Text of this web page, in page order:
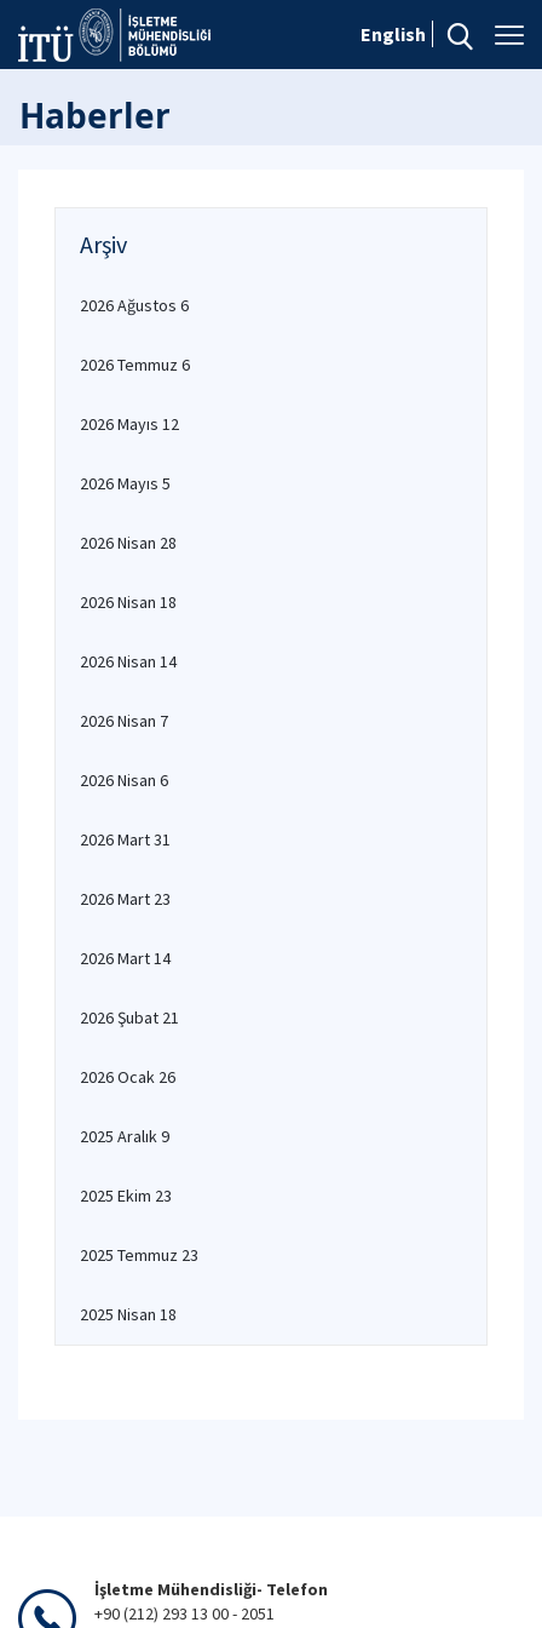
English
Haberler
Arşiv
2026 Ağustos 6
2026 Temmuz 6
2026 Mayıs 12
2026 Mayıs 5
2026 Nisan 28
2026 Nisan 18
2026 Nisan 14
2026 Nisan 7
2026 Nisan 6
2026 Mart 31
2026 Mart 23
2026 Mart 14
2026 Şubat 21
2026 Ocak 26
2025 Aralık 9
2025 Ekim 23
2025 Temmuz 23
2025 Nisan 18
İşletme Mühendisliği- Telefon
+90 (212) 293 13 00 - 2051